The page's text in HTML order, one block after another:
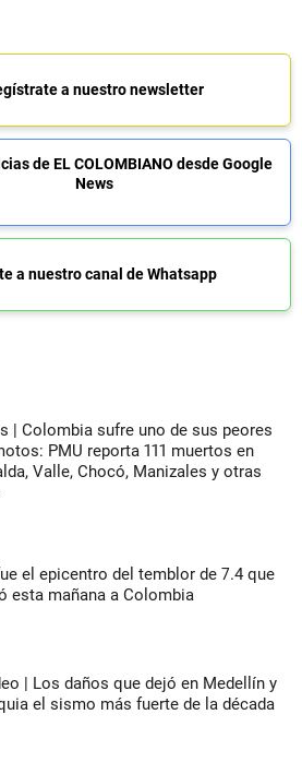
a nuestro newsletter
de EL COLOMBIANO desde Google
News
a nuestro canal de Whatsapp
| Colombia sufre uno de sus peores
PMU reporta 111 muertos en
Valle, Chocó, Manizales y otras
el epicentro del temblor de 7.4 que
esta mañana a Colombia
| Los daños que dejó en Medellín y
el sismo más fuerte de la década